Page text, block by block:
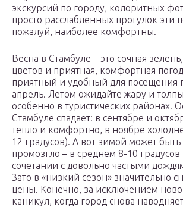
экскурсий по городу, колоритных
просто расслабленных прогулок эти
пожалуй, наиболее комфортны.
Весна в Стамбуле – это сочная
цветов и приятная, комфортная
приятный и удобный для посещения
апрель. Летом ожидайте жару и
особенно в туристических районах.
Стамбуле спадает: в сентябре и
тепло и комфортно, в ноябре
12 градусов). А вот зимой может
промозгло – в среднем 8-10 градусов
сочетании с довольно частыми
Зато в «низкий сезон» значительно
цены. Конечно, за исключением
каникул, когда город снова